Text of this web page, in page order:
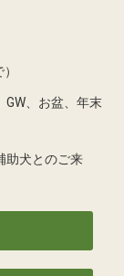
GW、お盆、年末
助犬とのご来